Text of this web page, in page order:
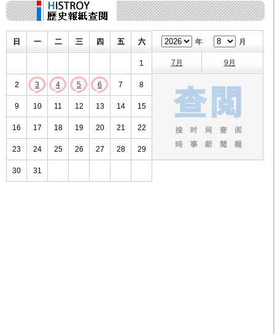
日 一 二 三 四 五 六
1
2 3 4 5 6 7 8
9 10 11 12 13 14 15
16 17 18 19 20 21 22
23 24 25 26 27 28 29
30 31
年 月
7月 9月